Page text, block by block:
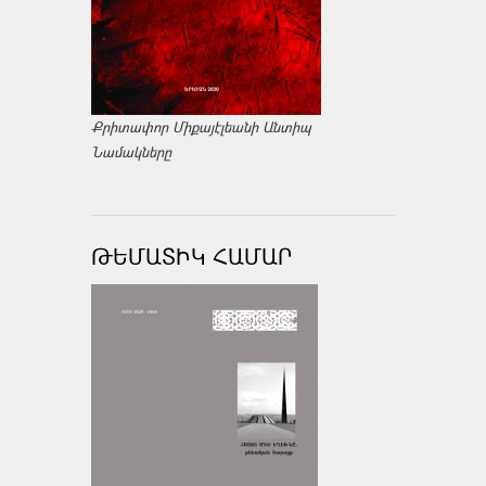
Քրիտափոր Միքայէլեանի Անտիպ
Նամակները
ԹԵՄԱՏԻԿ ՀԱՄԱՐ